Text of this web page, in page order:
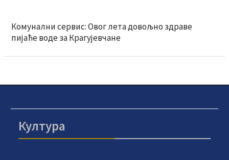
Комунални сервис: Овог лета довољно здраве
пијаће воде за Крагујевчане
Култура